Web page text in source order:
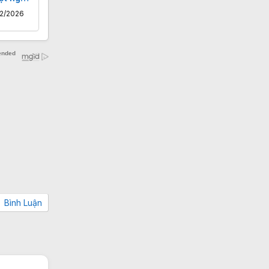
2026
Bình Luận